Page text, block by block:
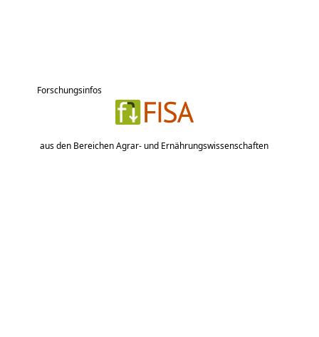
Forschungsinfos
aus den Bereichen Agrar- und Ernährungswissenschaften